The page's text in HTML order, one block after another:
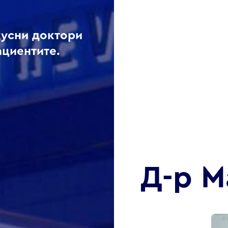
доктори
Д-р